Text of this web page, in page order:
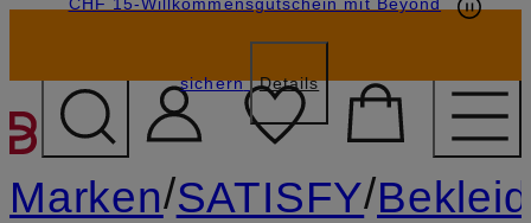
ZUM HAUPTINHALT
sichern Details
Marken/SATISFY/